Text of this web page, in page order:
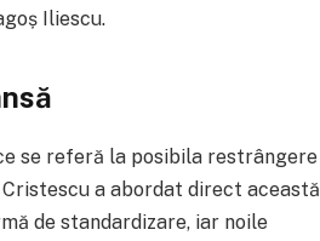
Iliescu.
se referă la posibila restrângere
a abordat direct această
de standardizare, iar noile